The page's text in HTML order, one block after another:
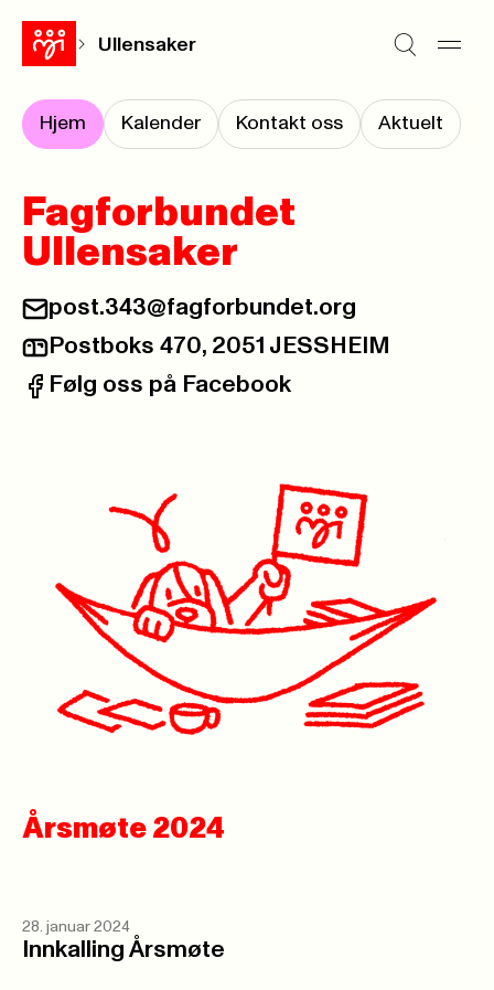
Ullensaker
Hjem Kalender Kontakt oss Aktuelt
Fagforbundet
Ullensaker
E-post:
post.343@fagforbundet.org
Postadresse:
Postboks 470, 2051 JESSHEIM
Facebook:
Følg oss på Facebook
Årsmøte 2024
28. januar 2024
Innkalling Årsmøte